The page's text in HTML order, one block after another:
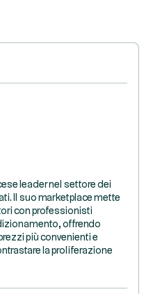
leader nel settore dei
Il suo marketplace mette
con professionisti
offrendo
più convenienti e
la proliferazione